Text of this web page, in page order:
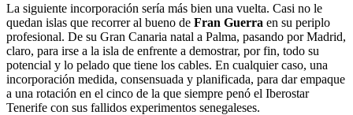
La siguiente incorporación sería más bien una vuelta. Casi no le
quedan islas que recorrer al bueno de Fran Guerra en su periplo
profesional. De su Gran Canaria natal a Palma, pasando por Madrid,
claro, para irse a la isla de enfrente a demostrar, por fin, todo su
potencial y lo pelado que tiene los cables. En cualquier caso, una
incorporación medida, consensuada y planificada, para dar empaque
a una rotación en el cinco de la que siempre penó el Iberostar
Tenerife con sus fallidos experimentos senegaleses.